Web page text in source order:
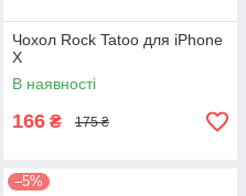
Чохол Rock Tatoo для iPhone
X
В наявності
166 ₴ 175 ₴
–5%